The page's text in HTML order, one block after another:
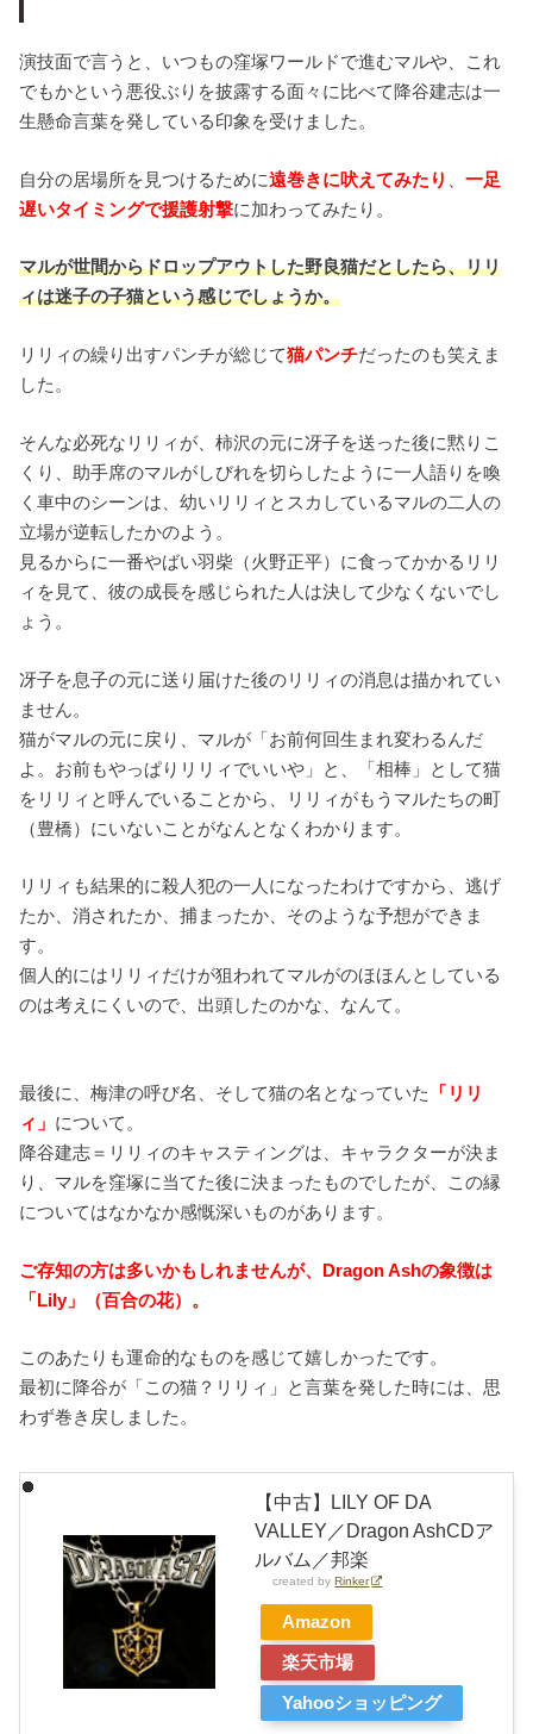
演技面で言うと、いつもの窪塚ワールドで進むマルや、これ
でもかという悪役ぶりを披露する面々に比べて降谷建志は一
生懸命言葉を発している印象を受けました。
自分の居場所を見つけるために遠巻きに吠えてみたり 、一足
遅いタイミングで援護射撃に加わってみたり。
マルが世間からドロップアウトした野良猫だとしたら、リリ
ィは迷子の子猫という感じでしょうか。
リリィの繰り出すパンチが総じて猫パンチだったのも笑えま
した。
そんな必死なリリィが、柿沢の元に冴子を送った後に黙りこ
くり、助手席のマルがしびれを切らしたように一人語りを喚
く車中のシーンは、幼いリリィとスカしているマルの二人の
立場が逆転したかのよう。
見るからに一番やばい羽柴（火野正平）に食ってかかるリリ
ィを見て、彼の成長を感じられた人は決して少なくないでし
ょう。
冴子を息子の元に送り届けた後のリリィの消息は描かれてい
ません。
猫がマルの元に戻り、マルが「お前何回生まれ変わるんだ
よ。お前もやっぱりリリィでいいや」と、「相棒」として猫
をリリィと呼んでいることから、リリィがもうマルたちの町
（豊橋）にいないことがなんとなくわかります。
リリィも結果的に殺人犯の一人になったわけですから、逃げ
たか、消されたか、捕まったか、そのような予想ができま
す。
個人的にはリリィだけが狙われてマルがのほほんとしている
のは考えにくいので、出頭したのかな、なんて。
最後に、梅津の呼び名、そして猫の名となっていた
「リリ
ィ」 について。
降谷建志＝リリィのキャスティングは、キャラクターが決ま
り、マルを窪塚に当てた後に決まったものでしたが、この縁
についてはなかなか感慨深いものがあります。
ご存知の方は多いかもしれませんが、 Dragon Ashの象徴は
「 Lily」（百合の花）。
このあたりも運命的なものを感じて嬉しかったです。
最初に降谷が「この猫？リリィ」と言葉を発した時には、思
わず巻き戻しました。
【中古】LILY OF DA
VALLEY／Dragon AshCDア
ルバム／邦楽
created byRinker
Amazon
楽天市場
Yahooショッピング